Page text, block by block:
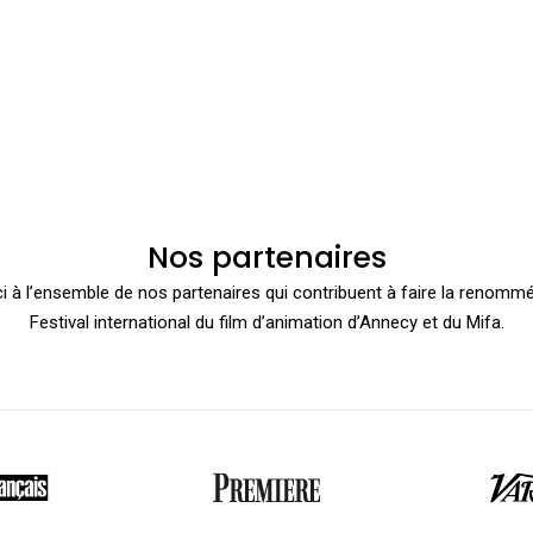
Nos partenaires
à l’ensemble de nos partenaires qui contribuent à faire la
Festival international du film d’animation d’Annecy et du Mifa.